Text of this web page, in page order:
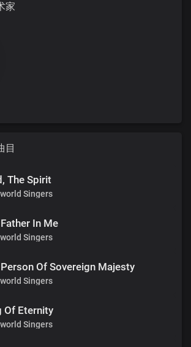
家
目
The Spirit
Singers
In Me
Singers
Of Sovereign Majesty
Singers
Of Eternity
Singers